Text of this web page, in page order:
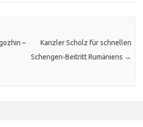
–
Kanzler Scholz für schnellen
Schengen-Beitritt Rumäniens →